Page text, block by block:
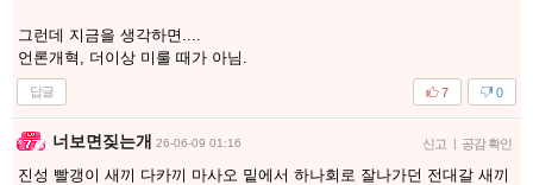
그런데 지금을 생각하면....
언론개혁, 더이상 미룰 때가 아님.
답글 0
7
너보면짖는개 26-06-09 01:16 신고 | 공감 확인
진성 빨갱이 새끼 다카끼 마사오 밑에서 하나회로 잘나가던 전대갈 새끼